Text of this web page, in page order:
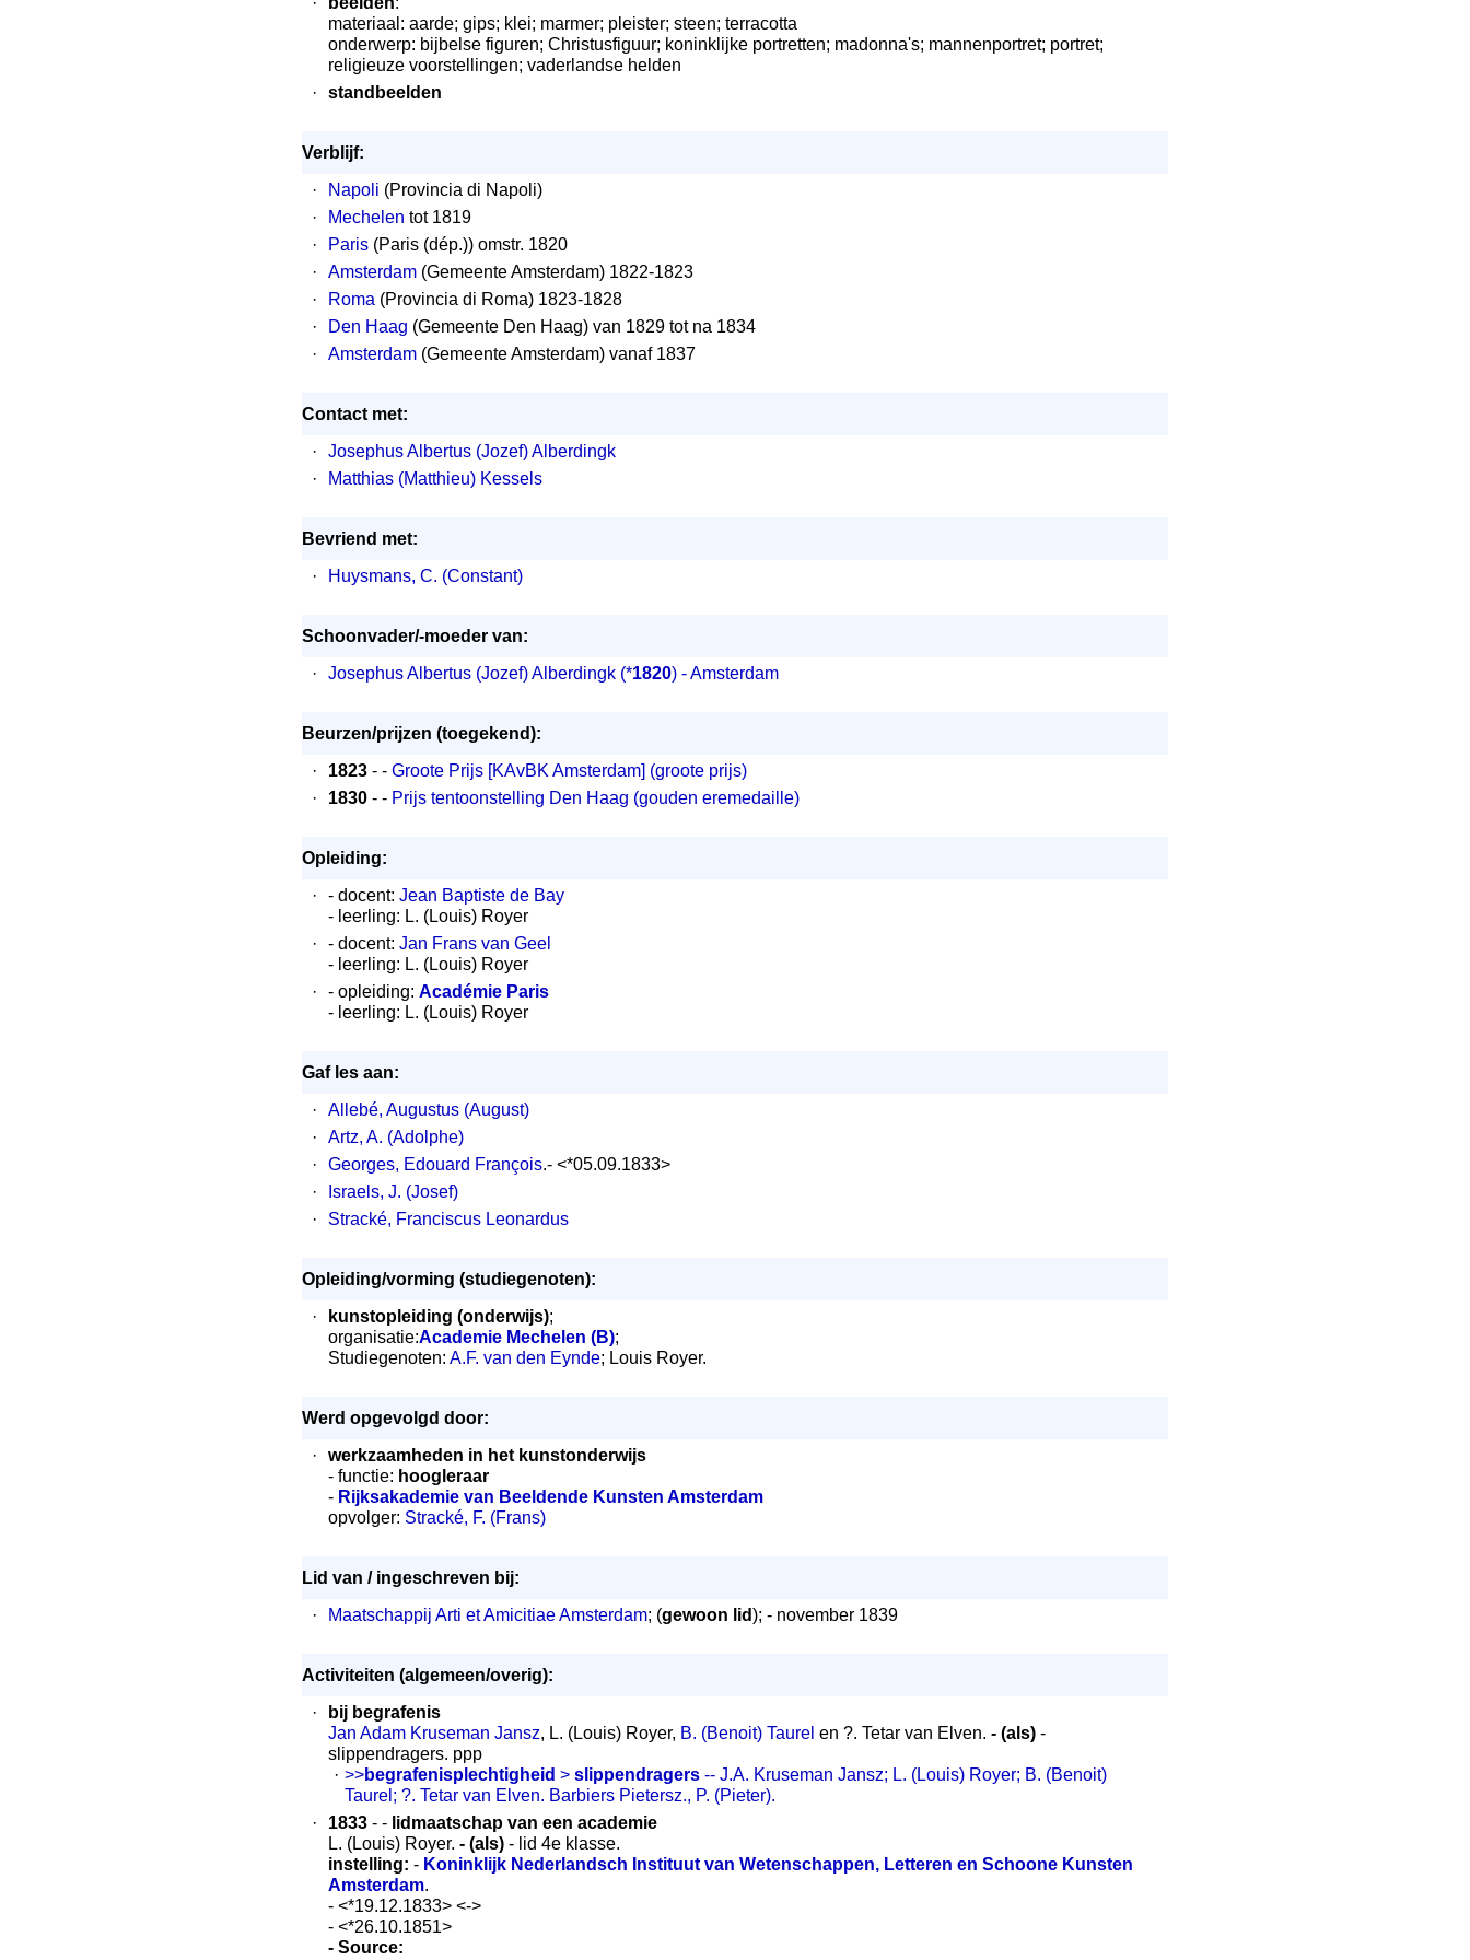
materiaal: aarde; gips; klei; marmer; pleister; steen; terracotta
onderwerp: bijbelse figuren; Christusfiguur; koninklijke portretten; madonna's; mannenportret; portret;
religieuze voorstellingen; vaderlandse helden
·
standbeelden
Verblijf:
·
Napoli (Provincia di Napoli)
·
Mechelen tot 1819
·
Paris (Paris (dép.)) omstr. 1820
·
Amsterdam (Gemeente Amsterdam) 1822-1823
·
Roma (Provincia di Roma) 1823-1828
·
Den Haag (Gemeente Den Haag) van 1829 tot na 1834
·
Amsterdam (Gemeente Amsterdam) vanaf 1837
Contact met:
·
Josephus Albertus (Jozef) Alberdingk
·
Matthias (Matthieu) Kessels
Bevriend met:
·
Huysmans, C. (Constant)
Schoonvader/-moeder van:
·
Josephus Albertus (Jozef) Alberdingk (*1820) - Amsterdam
Beurzen/prijzen (toegekend):
·
1823 - - Groote Prijs [KAvBK Amsterdam] (groote prijs)
·
1830 - - Prijs tentoonstelling Den Haag (gouden eremedaille)
Opleiding:
·
- docent: Jean Baptiste de Bay
- leerling: L. (Louis) Royer
·
- docent: Jan Frans van Geel
- leerling: L. (Louis) Royer
·
- opleiding: Académie Paris
- leerling: L. (Louis) Royer
Gaf les aan:
·
Allebé, Augustus (August)
·
Artz, A. (Adolphe)
·
Georges, Edouard François.- <*05.09.1833>
·
Israels, J. (Josef)
·
Stracké, Franciscus Leonardus
Opleiding/vorming (studiegenoten):
·
kunstopleiding (onderwijs);
organisatie:Academie Mechelen (B);
Studiegenoten: A.F. van den Eynde; Louis Royer.
Werd opgevolgd door:
·
werkzaamheden in het kunstonderwijs
- functie: hoogleraar
- Rijksakademie van Beeldende Kunsten Amsterdam
opvolger: Stracké, F. (Frans)
Lid van / ingeschreven bij:
·
Maatschappij Arti et Amicitiae Amsterdam; (gewoon lid); - november 1839
Activiteiten (algemeen/overig):
·
bij begrafenis
Jan Adam Kruseman Jansz, L. (Louis) Royer, B. (Benoit) Taurel en ?. Tetar van Elven. - (als) -
slippendragers. ppp
· >>begrafenisplechtigheid > slippendragers -- J.A. Kruseman Jansz; L. (Louis) Royer; B. (Benoit)
Taurel; ?. Tetar van Elven. Barbiers Pietersz., P. (Pieter).
·
1833 - - lidmaatschap van een academie
L. (Louis) Royer. - (als) - lid 4e klasse.
instelling: - Koninklijk Nederlandsch Instituut van Wetenschappen, Letteren en Schoone Kunsten
Amsterdam.
- <*19.12.1833> <->
- <*26.10.1851>
- Source: